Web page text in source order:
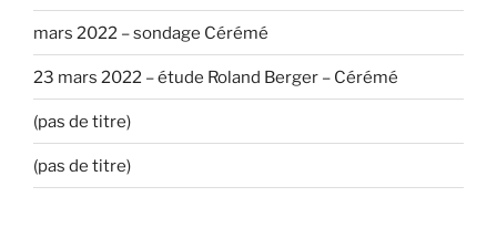
mars 2022 – sondage Cérémé
23 mars 2022 – étude Roland Berger – Cérémé
(pas de titre)
(pas de titre)